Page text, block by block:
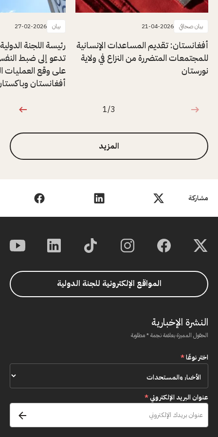
مشاركة
بيان صحافي 21-04-2026
أفغانستان: تقديم المساعدات الإنسانية
للمجتمعات المتضررة من النزاع في ولاية
نورستان
بيان 27-02-2026
رئيسة اللجنة
تدعو إلى ضبط
على وقع العمليات
أفغانستان
1 من 3
1/3
المزيد
المواقع الإلكترونية للجنة الدولية
النشرة الإخبارية
الحقول المميزة بعلامة نجمة * مطلوبة
اختر نوعًا*
عنوان البريد الإلكتروني*